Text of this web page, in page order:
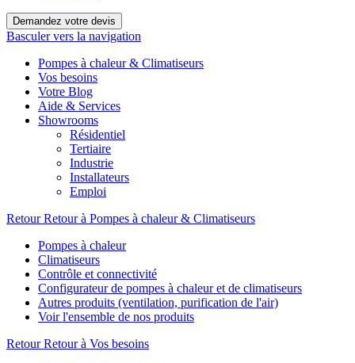
Demandez votre devis
Basculer vers la navigation
Pompes à chaleur & Climatiseurs
Vos besoins
Votre Blog
Aide & Services
Showrooms
Résidentiel
Tertiaire
Industrie
Installateurs
Emploi
Retour Retour à Pompes à chaleur & Climatiseurs
Pompes à chaleur
Climatiseurs
Contrôle et connectivité
Configurateur de pompes à chaleur et de climatiseurs
Autres produits (ventilation, purification de l'air)
Voir l'ensemble de nos produits
Retour Retour à Vos besoins